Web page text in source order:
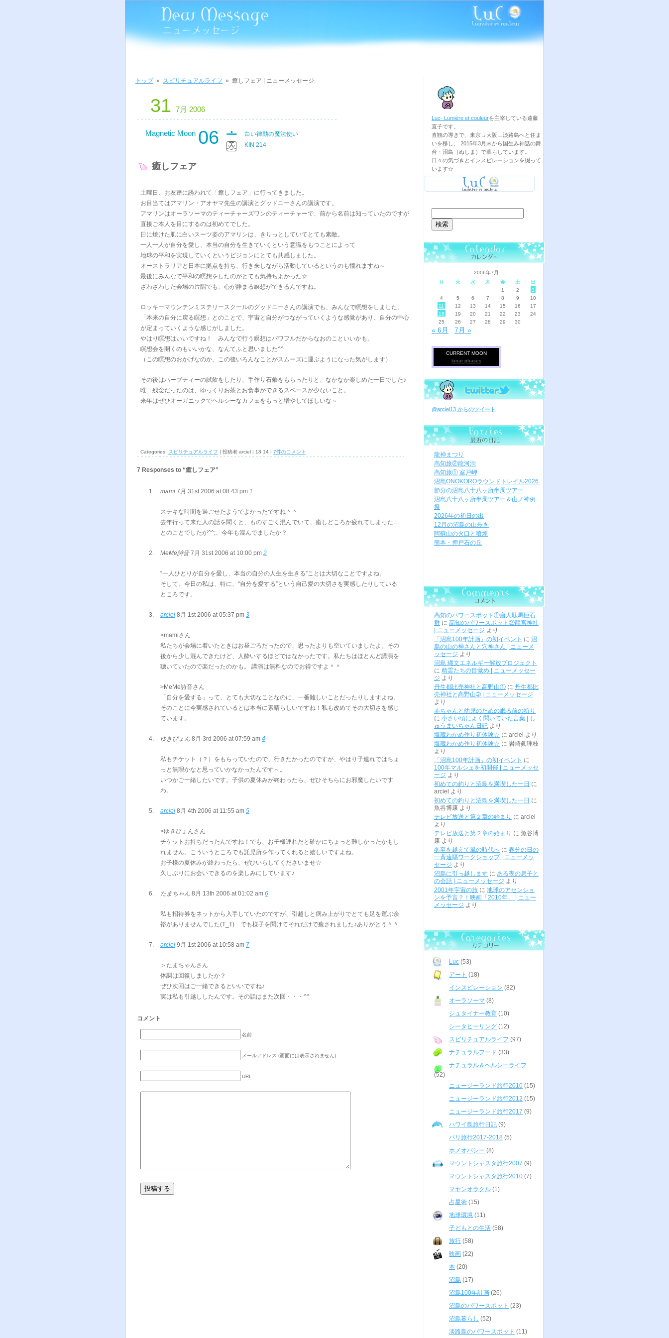
トップ» スピリチュアルライフ » 癒しフェア | ニューメッセージ
31 7月 2006
Magnetic Moon 06
白い律動の魔法使い
KIN 214
癒しフェア
土曜日、お友達に誘われて「癒しフェア」に行ってきました。
お目当てはアマリン・アオヤマ先生の講演とグッドニーさんの講演です。
アマリンはオーラソーマのティーチャーズワンのティーチャーで、前から名前は知っていたのですが
直接ご本人を目にするのは初めてでした。
日に焼けた肌に白いスーツ姿のアマリンは、きりっとしていてとても素敵。
一人一人が自分を愛し、本当の自分を生きていくという意識をもつことによって
地球の平和を実現していくというビジョンにとても共感しました。
オーストラリアと日本に拠点を持ち、行き来しながら活動しているというのも憧れますね～
最後にみんなで平和の瞑想をしたのがとても気持ちよかった☆
ざわざわした会場の片隅でも、心が静まる瞑想ができるんですね。
ロッキーマウンテンミステリースクールのグッドニーさんの講演でも、みんなで瞑想をしました。
「本来の自分に戻る瞑想」とのことで、宇宙と自分がつながっていくような感覚があり、自分の中心
が定まっていくような感じがしました。
やはり瞑想はいいですね！ みんなで行う瞑想はパワフルだからなおのこといいかも。
瞑想会を開くのもいいかな、なんてふと思いました^^
（この瞑想のおかげなのか、この後いろんなことがスムーズに運ぶようになった気がします）
その後はハーブティーの試飲をしたり、手作り石鹸をもらったりと、なかなか楽しめた一日でした♪
唯一残念だったのは、ゆっくりお茶とお食事ができるスペースが少ないこと。
来年はぜひオーガニックでヘルシーなカフェをもっと増やしてほしいな～
Categories: スピリチュアルライフ | 投稿者 arciel | 18:14 | 7件のコメント
7 Responses to “癒しフェア”
mami 7月 31st 2006 at 08:43 pm 1
ステキな時間を過ごせたようでよかったですね＾＾
去年行って来た人の話を聞くと、ものすごく混んでいて、癒しどころか疲れてしまった…
とのことでしたが^^;、今年も混んでましたか？
MeMe詩音 7月 31st 2006 at 10:00 pm 2
“一人ひとりが自分を愛し、本当の自分の人生を生きる”ことは大切なことですよね。
そして、今日の私は、特に、“自分を愛する”という自己愛の大切さを実感したりしている
ところです。
arciel 8月 1st 2006 at 05:37 pm 3
>mamiさん
私たちが会場に着いたときはお昼ごろだったので、思ったよりも空いていましたよ。その
後から少し混んできたけど、人酔いするほどではなかったです。私たちはほとんど講演を
聴いていたので楽だったのかも。 講演は無料なのでお得ですよ＾＾
>MeMe詩音さん
「自分を愛する」って、とても大切なことなのに、一番難しいことだったりしますよね。
そのことに今実感されているとは本当に素晴らしいですね！私も改めてその大切さを感じ
ています。
ゆきぴょん 8月 3rd 2006 at 07:59 am 4
私もチケット（？）をもらっていたので、行きたかったのですが、やはり子連れではちょ
っと無理かなと思っていかなかったんです～。
いつかご一緒したいです。子供の夏休みが終わったら、ぜひそちらにお邪魔したいです
わ。
arciel 8月 4th 2006 at 11:55 am 5
>ゆきぴょんさん
チケットお持ちだったんですね！でも、お子様連れだと確かにちょっと難しかったかもし
れません。こういうところでも託児所を作ってくれると嬉しいですよね。
お子様の夏休みが終わったら、ぜひいらしてくださいませ☆
久しぶりにお会いできるのを楽しみにしています♪
たまちゃん 8月 13th 2006 at 01:02 am 6
私も招待券をネットから入手していたのですが、引越しと病み上がりでとても足を運ぶ余
裕がありませんでした(T_T) でも様子を聞けてそれだけで癒されました♪ありがとう＾＾
arciel 9月 1st 2006 at 10:58 am 7
＞たまちゃんさん
体調は回復しましたか？
ぜひ次回はご一緒できるといいですね♪
実は私も引越ししたんです。その話はまた次回・・・^^
コメント
名前
メールアドレス (画面には表示されません)
URL
Luc- Lumière et couleurを主宰している遠藤
直子です。
直観の導きで、東京→大阪→淡路島へと住ま
いを移し、 2015年3月末から国生み神話の舞
台・沼島（ぬしま）で暮らしています。
日々の気づきとインスピレーションを綴って
います☆
索:
2006年7月
月
火 水 木 金 土
日
1
2
3
4
5 6 7 8 9
10
11
12 13 14 15 16
17
18
19 20 21 22 23
24
25
26 27 28 29 30
« 6月 7月 »
CURRENT MOON
lunar phases
@arciel13 からのツイート
龍神まつり
高知旅②龍河洞
高知旅① 室戸岬
沼島ONOKOROラウンドトレイル2026
節分の沼島八十八ヶ所半周ツアー
沼島八十八ヶ所半周ツアー＆山ノ神例
祭
2026年の初日の出
12月の沼島の山歩き
阿蘇山の火口と噴煙
熊本・押戸石の丘
高知のパワースポット①唐人駄馬巨石
群 に 高知のパワースポット②龍宮神社
| ニューメッセージ より
「沼島100年計画」の初イベント に 沼
島の山の神さんと穴神さん | ニューメ
ッセージ より
沼島 縄文エネルギー解放プロジェクト
に 精霊たちの目覚め | ニューメッセー
ジ より
丹生都比売神社と高野山① に 丹生都比
売神社と高野山➁ | ニューメッセージ
より
赤ちゃんと幼児のための眠る前の祈り
に 小さい頃によく聞いていた言葉 | し
ゅうまいちゃん日記 より
塩蔵わかめ作り初体験☆ に arciel
より
塩蔵わかめ作り初体験☆ に 岩崎眞理枝
より
「沼島100年計画」の初イベント に
100年マルシェを初開催 | ニューメッセ
ージ より
初めての釣りと沼島を満喫した一日 に
arciel
より
初めての釣りと沼島を満喫した一日 に
魚谷博康 より
テレビ放送と第２章の始まり に arciel
より
テレビ放送と第２章の始まり に 魚谷博
康 より
冬至を越えて風の時代へ に 春分の日の
一斉遠隔ワークショップ | ニューメッ
セージ より
沼島に引っ越します に ある夜の息子と
の会話 | ニューメッセージ より
2001年宇宙の旅 に 地球のアセンショ
ンを予言？！映画「2010年」 | ニュー
メッセージ より
Luc (53)
アート (18)
インスピレーション (82)
オーラソーマ (8)
シュタイナー教育 (10)
シータヒーリング (12)
スピリチュアルライフ (97)
ナチュラルフード (33)
ナチュラル＆ヘルシーライフ
(52)
ニュージーランド旅行2010 (15)
ニュージーランド旅行2012 (15)
ニュージーランド旅行2017 (9)
ハワイ島旅行日記 (9)
パリ旅行2017-2018 (5)
ホメオパシー (8)
マウントシャスタ旅行2007 (9)
マウントシャスタ旅行2010 (7)
マヤンオラクル (1)
占星術 (15)
地球環境 (11)
子どもとの生活 (58)
旅行 (58)
映画 (22)
本 (20)
沼島 (17)
沼島100年計画 (26)
沼島のパワースポット (23)
沼島暮らし (52)
淡路島のパワースポット (11)